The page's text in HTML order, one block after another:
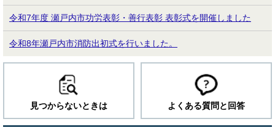
令和7年度 瀬戸内市功労表彰・善行表彰 表彰式を開催しました
令和8年瀬戸内市消防出初式を行いました。
見つからないときは よくある質問と回答